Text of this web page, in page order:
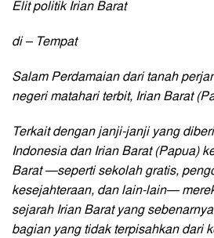
Elit politik Irian Barat
di – Tempat
Salam Perdamaian dari tanah
negeri matahari terbit, Irian Barat
Terkait dengan janji-janji yang
Indonesia dan Irian Barat (Papua)
Barat —seperti sekolah gratis,
kesejahteraan, dan lain-lain—
sejarah Irian Barat yang
bagian yang tidak terpisahkan dari